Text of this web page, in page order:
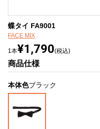
蝶タイ FA9001
FACE MIX
1本¥1,790(税込)
商品仕様
本体色ブラック